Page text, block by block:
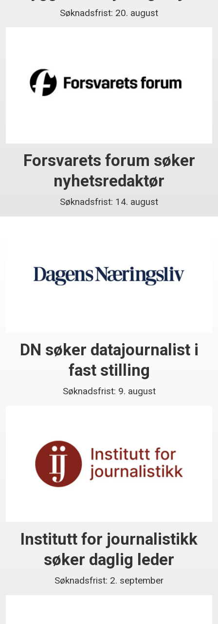
Søknadsfrist: 20. august
Forsvarets forum søker
nyhetsredaktør
Søknadsfrist: 14. august
DN søker datajournalist i
fast stilling
Søknadsfrist: 9. august
Institutt for journalistikk
søker daglig leder
Søknadsfrist: 2. september